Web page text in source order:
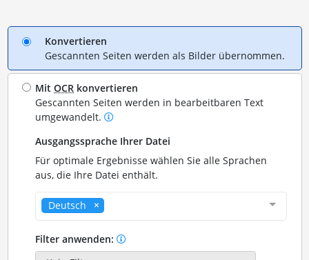
Konvertieren
Gescannten Seiten werden als Bilder übernommen.
MitOCR konvertieren
Gescannten Seiten werden in bearbeitbaren Text
umgewandelt.
Ausgangssprache Ihrer Datei
Für optimale Ergebnisse wählen Sie alle Sprachen
aus, die Ihre Datei enthält.
Deutsch
Filter anwenden: